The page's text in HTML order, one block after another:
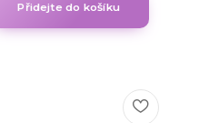
Přidejte do košíku